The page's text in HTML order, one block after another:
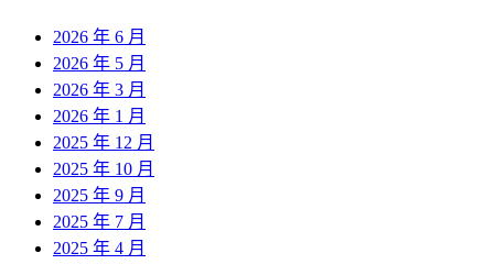
2026 年 6 月
2026 年 5 月
2026 年 3 月
2026 年 1 月
2025 年 12 月
2025 年 10 月
2025 年 9 月
2025 年 7 月
2025 年 4 月